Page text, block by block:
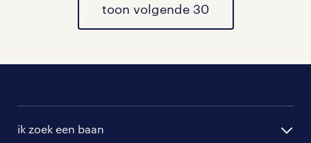
toon volgende 30
ik zoek een baan